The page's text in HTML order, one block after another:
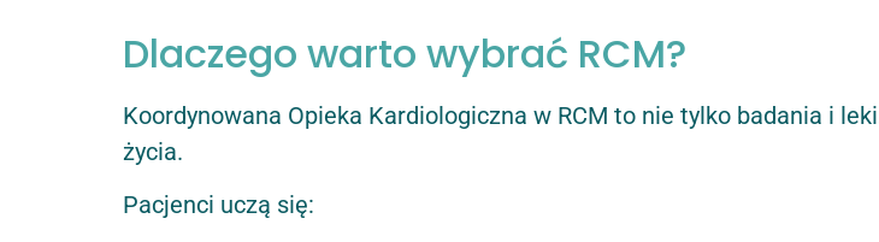
Dlaczego warto wybrać RCM?
Koordynowana Opieka Kardiologiczna w RCM to nie tylko badania i
życia.
Pacjenci uczą się: